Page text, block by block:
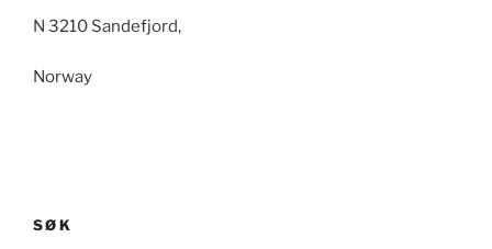
N 3210 Sandefjord,
Norway
SØK